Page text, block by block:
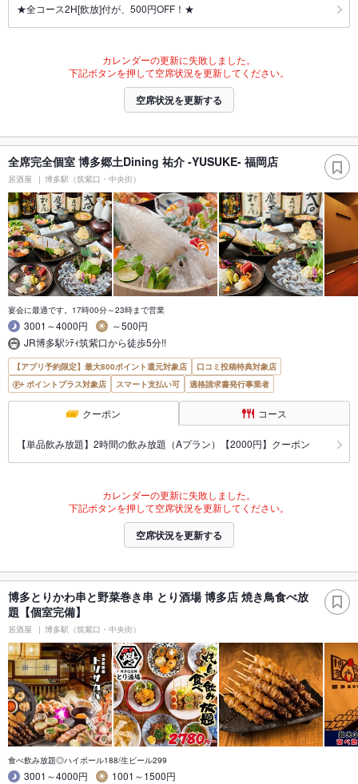
★全コース2H[飲放]付が、500円OFF！★
カレンダーの更新に失敗しました。
下記ボタンを押して空席状況を更新してください。
空席状況を更新する
全席完全個室 博多郷土Dining 祐介 -YUSUKE- 福岡店
居酒屋 博多駅（筑紫口・中央街）
宴会に最適です。17時00分～23時まで営業
3001～4000円
～500円
JR博多駅ｼﾃｨ筑紫口から徒歩5分!!
【アプリ予約限定】最大800ポイント還元対象店
口コミ投稿特典対象店
ポイントプラス対象店
スマート支払い可 適格請求書発行事業者
クーポン コース
【単品飲み放題】2時間の飲み放題（Aプラン）【2000円】クーポン
カレンダーの更新に失敗しました。
下記ボタンを押して空席状況を更新してください。
空席状況を更新する
博多とりかわ串と野菜巻き串 とり酒場 博多店 焼き鳥食べ放
題【個室完備】
居酒屋 博多駅（筑紫口・中央街）
食べ飲み放題◎ハイボール188/生ビール299
3001～4000円
1001～1500円